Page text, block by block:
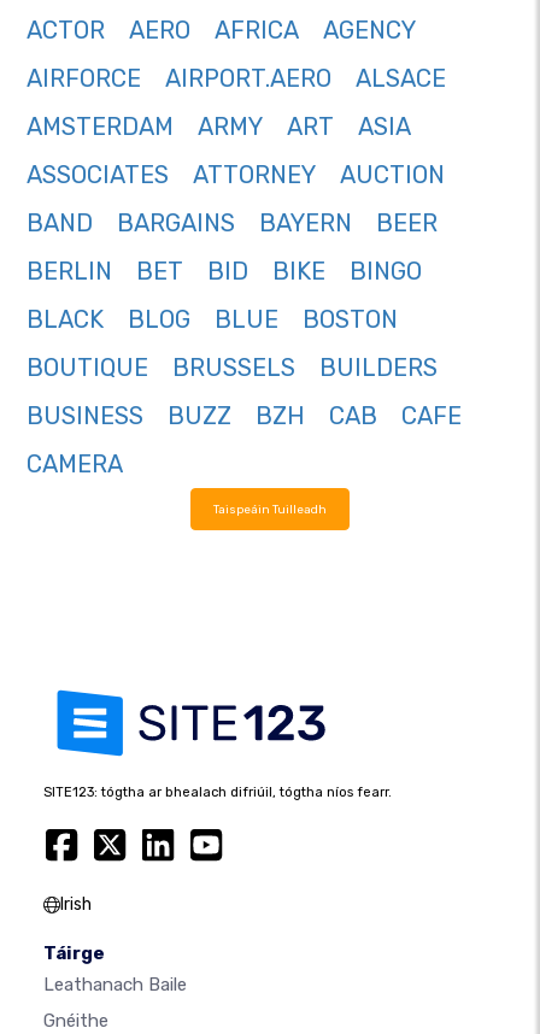
ACTOR
AERO AFRICA
AGENCY
AIRFORCE
AIRPORT.AERO
ALSACE
AMSTERDAM
ARMY ART
ASIA
ASSOCIATES
ATTORNEY
AUCTION
BAND
BARGAINS BAYERN
BEER
BERLIN
BET BID BIKE
BINGO
BLACK
BLOG BLUE
BOSTON
BOUTIQUE
BRUSSELS
BUILDERS
BUSINESS
BUZZ BZH CAB
CAFE
CAMERA
Taispeáin Tuilleadh
SITE123: tógtha ar bhealach difriúil, tógtha níos fearr.
Irish
Táirge
Leathanach Baile
Gnéithe